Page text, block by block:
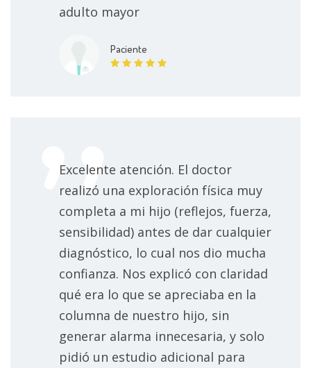
adulto mayor
Paciente
Excelente atención. El doctor
realizó una exploración física muy
completa a mi hijo (reflejos, fuerza,
sensibilidad) antes de dar cualquier
diagnóstico, lo cual nos dio mucha
confianza. Nos explicó con claridad
qué era lo que se apreciaba en la
columna de nuestro hijo, sin
generar alarma innecesaria, y solo
pidió un estudio adicional para